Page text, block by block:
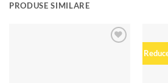
PRODUSE SIMILARE